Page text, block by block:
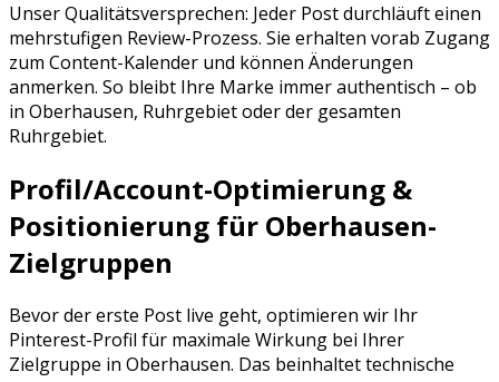
Unser Qualitätsversprechen: Jeder Post durchläuft einen
mehrstufigen Review-Prozess. Sie erhalten vorab Zugang
zum Content-Kalender und können Änderungen
anmerken. So bleibt Ihre Marke immer authentisch – ob
in Oberhausen, Ruhrgebietoder der gesamten
Ruhrgebiet.
Profil/Account-Optimierung &
Positionierung für Oberhausen-
Zielgruppen
Bevor der erste Post live geht, optimieren wir Ihr
Pinterest-Profil für maximale Wirkung bei Ihrer
Zielgruppe in Oberhausen. Das beinhaltet technische